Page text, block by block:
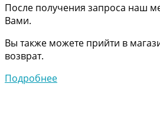
После получения запроса наш
Вами.
Вы также можете прийти в
возврат.
Подробнее